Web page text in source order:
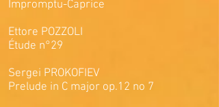
Impromptu-Caprice
Ettore POZZOLI
Étude n°29
Sergei PROKOFIEV
Prelude in C major op.12 no 7